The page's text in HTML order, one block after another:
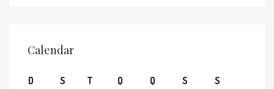
Calendar
D S T Q Q S
S